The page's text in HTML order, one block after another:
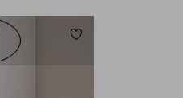
Lägg till i favoriter